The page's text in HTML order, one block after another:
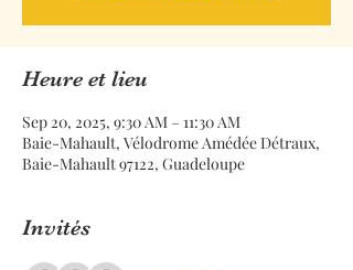
Heure et lieu
Sep 20, 2025, 9:30 AM – 11:30 AM
Baie-Mahault, Vélodrome Amédée Détraux,
Baie-Mahault 97122, Guadeloupe
Invités